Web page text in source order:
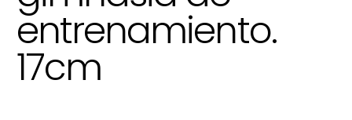
entrenamiento.
17cm